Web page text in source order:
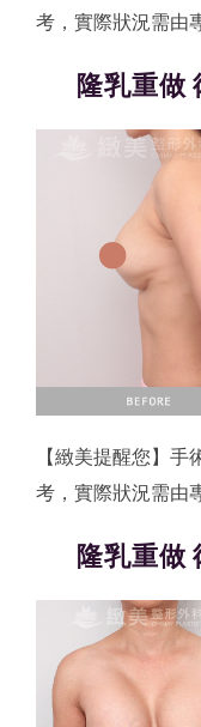
考，實際狀況需由
隆乳重做
【緻美提醒您】
考，實際狀況需由
隆乳重做